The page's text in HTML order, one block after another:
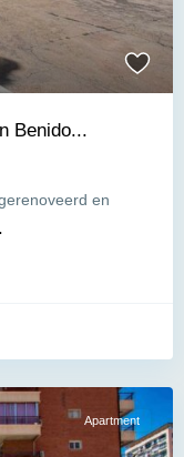
Benido...
en
Apartment